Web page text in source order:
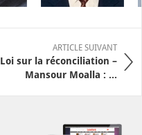
ARTICLE SUIVANT
Loi sur la réconciliation –
Mansour Moalla : ...